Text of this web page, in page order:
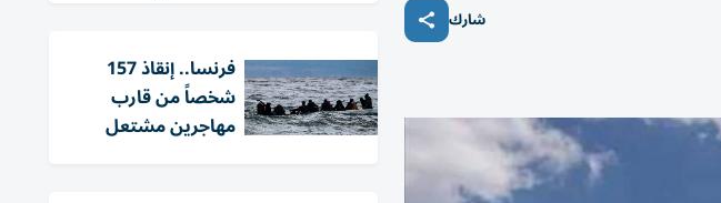
شارك
فرنسا.. إنقاذ 157
شخصاً من قارب
مهاجرين مشتعل